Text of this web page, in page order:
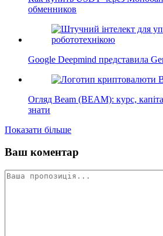
обменников
Google Deepmind представила
Огляд Beam (BEAM): курс,
знати
Показати більше
Ваш коментар